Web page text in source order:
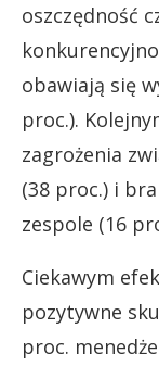
oszczędność
obawiają się
proc.).
zagrożenia
(38 proc.) i
zespole (16
Ciekawym
pozytywne
proc.